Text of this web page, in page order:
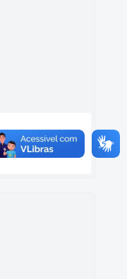
e oferece
multas.